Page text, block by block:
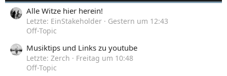
Alle Witze hier herein!
Letzte: EinStakeholder
Gestern um 12:43
Off-Topic
Musiktips und Links zu youtube
Letzte: Zerch
Freitag um 10:48
Off-Topic